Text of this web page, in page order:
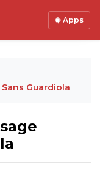
Apps
Guardiola